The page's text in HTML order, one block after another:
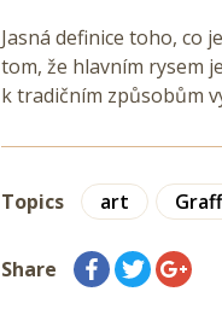
Jasná definice toho, co
tom, že hlavním rysem
k tradičním způsobům
Topics art
Share